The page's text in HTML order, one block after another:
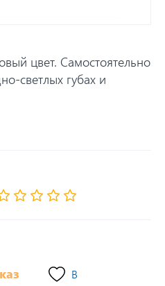
цвет. Самостоятельно
светлых губах и
В